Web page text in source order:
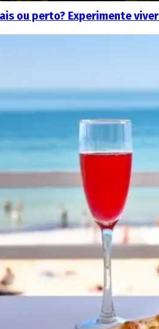
ou perto? Experimente